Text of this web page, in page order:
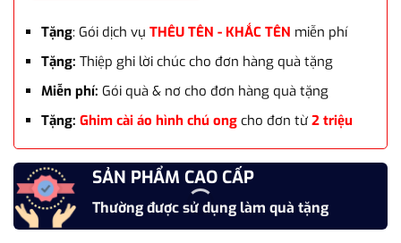
Tặng: Gói dịch vụ THÊU TÊN - KHẮC TÊN miễn phí
Tặng: Thiệp ghi lời chúc cho đơn hàng quà tặng
Miễn phí: Gói quà & nơ cho đơn hàng quà tặng
Tặng: Ghim cài áo hình chú ongcho đơn từ 2 triệu
SẢN PHẨM CAO CẤP
Thường được sử dụng làm quà tặng